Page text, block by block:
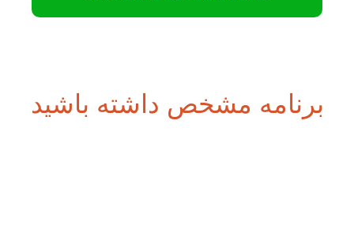
برنامه مشخص داشته باشید